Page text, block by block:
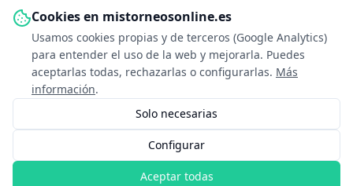
Cookies en mistorneosonline.es
Usamos cookies propias y de terceros (Google Analytics)
para entender el uso de la web y mejorarla. Puedes
aceptarlas todas, rechazarlas o configurarlas. Más
información.
Solo necesarias
Configurar
Aceptar todas
Política de Privacidad
Política de Cookies
Configurar cookies
Contacto
info@mistorneosonline.es
© 2026 Copyright: mistorneosonline.es